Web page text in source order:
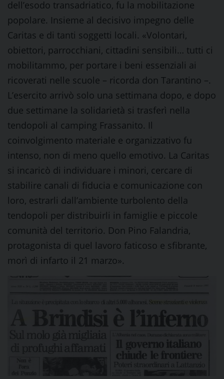
dell’esodo transadriatico, fu la mobilitazione
popolare. Insieme al decisivo impegno delle
Caritas e di tanti soggetti locali. «Volontari,
obiettori, parrocchiani, cittadini sensibili… tutti ci
mobilitammo, per portare i beni essenziali ai
ricoverati nelle scuole – ricorda don Tarantino –.
L’esercito arrivò solo una settimana dopo, e dopo
due settimane la solidarietà si trasferì nella
tendopoli al camping Frassanito. Il
coinvolgimento materiale e organizzativo fu
intenso, non di meno quello emotivo. La Caritas
si incaricò di individuare i minori, cercare di
stabilire canali di fiducia e comunicazione con
loro, estrarli dall’ambiente turbolento della
tendopoli per distribuirli in famiglie e piccole
comunità del territorio. Don Pino Falandria,
protagonista di quel lavoro faticoso e sfibrante,
morì di infarto il 21 marzo».